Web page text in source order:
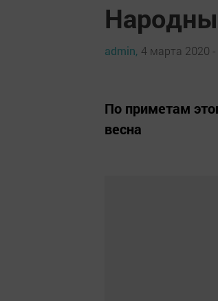
admin, 4 марта 2020 -
По приметам
весна